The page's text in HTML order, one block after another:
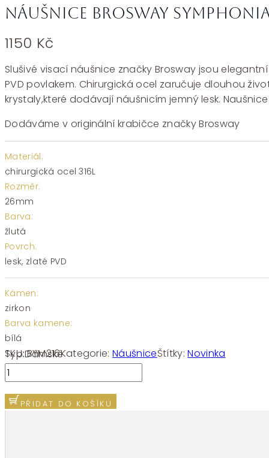
Náušnice Brosway Symphonia
1150 Kč
Slušivé visací náušnice značky Brosway jsou
PVD povlakem. Chirurgická ocel zaručuje dlouhou
krystaly,které dodávají náušnicím jemný lesk.
Dodáváme v originální krabičce značky Brosway
Materiál:
chirurgická ocel 316L
Rozměr:
26mm
Barva:
žlutá
Povrch:
lesk, zlaté PVD
Kámen:
zirkon
Barva kamene:
bílá
SKU:BYM216Kategorie:NáušniceŠtítky:Novinka
Typ:Dámské
Náušnice
Brosway
Symphonia
BYM216
PŘIDAT DO KOŠÍKU